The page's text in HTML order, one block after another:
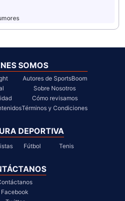
SOMOS
Autores de SportsBoom
Sobre Nosotros
Cómo revisamos
Términos y Condiciones
DEPORTIVA
Fútbol Tenis
Facebook